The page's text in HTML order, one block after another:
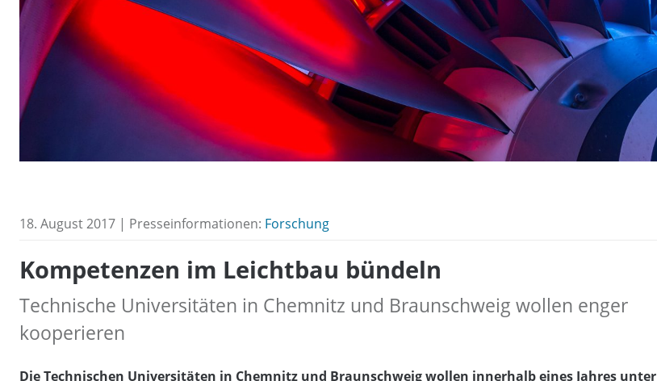
18. August 2017 | Presseinformationen: Forschung
Kompetenzen im Leichtbau bündeln
Technische Universitäten in Chemnitz und Braunschweig wollen enger
kooperieren
Die Technischen Universitäten in Chemnitz und Braunschweig wollen innerhalb eines Jahres unter